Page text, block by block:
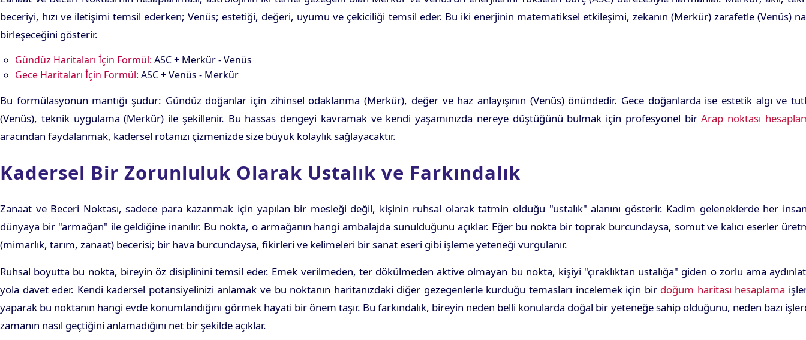
beceriyi, hızı ve iletişimi temsil ederken; Venüs; estetiği, değeri, uyumu ve çekiciliği temsil eder. Bu iki enerjinin matematiksel etkileşimi, zekanın (Merkür) zarafetle (Venüs)
birleşeceğini gösterir.
Gündüz Haritaları İçin Formül: ASC + Merkür - Venüs
Gece Haritaları İçin Formül: ASC + Venüs - Merkür
Bu formülasyonun mantığı şudur: Gündüz doğanlar için zihinsel odaklanma (Merkür), değer ve haz anlayışının (Venüs) önündedir. Gece doğanlarda ise estetik algı ve
(Venüs), teknik uygulama (Merkür) ile şekillenir. Bu hassas dengeyi kavramak ve kendi yaşamınızda nereye düştüğünü bulmak için profesyonel birArap noktası
aracından faydalanmak, kadersel rotanızı çizmenizde size büyük kolaylık sağlayacaktır.
Kadersel Bir Zorunluluk Olarak Ustalık ve Farkındalık
Zanaat ve Beceri Noktası, sadece para kazanmak için yapılan bir mesleği değil, kişinin ruhsal olarak tatmin olduğu "ustalık" alanını gösterir. Kadim geleneklerde her
dünyaya bir "armağan" ile geldiğine inanılır. Bu nokta, o armağanın hangi ambalajda sunulduğunu açıklar. Eğer bu nokta bir toprak burcundaysa, somut ve kalıcı eserler
(mimarlık, tarım, zanaat) becerisi; bir hava burcundaysa, fikirleri ve kelimeleri bir sanat eseri gibi işleme yeteneği vurgulanır.
Ruhsal boyutta bu nokta, bireyin öz disiplinini temsil eder. Emek verilmeden, ter dökülmeden aktive olmayan bu nokta, kişiyi "çıraklıktan ustalığa" giden o zorlu ama
yola davet eder. Kendi kadersel potansiyelinizi anlamak ve bu noktanın haritanızdaki diğer gezegenlerle kurduğu temasları incelemek için bir doğum haritası hesaplama
yaparak bu noktanın hangi evde konumlandığını görmek hayati bir önem taşır. Bu farkındalık, bireyin neden belli konularda doğal bir yeteneğe sahip olduğunu, neden bazı
zamanın nasıl geçtiğini anlamadığını net bir şekilde açıklar.